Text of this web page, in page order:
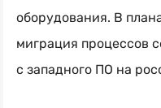
оборудования. В
миграция процессов
с западного ПО на